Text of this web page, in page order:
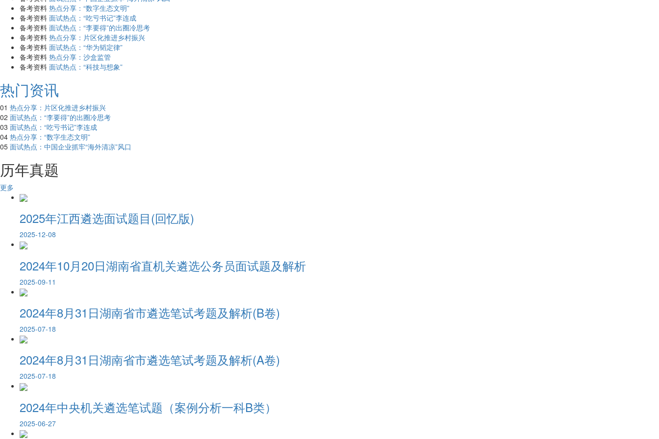
备考资料 热点分享：“数字生态文明”
备考资料 面试热点：“吃亏书记”李连成
备考资料 面试热点：“李要得”的出圈冷思考
备考资料 热点分享：片区化推进乡村振兴
备考资料 面试热点：“华为韬定律”
备考资料 热点分享：沙盒监管
备考资料 面试热点：“科技与想象”
热门资讯
01 热点分享：片区化推进乡村振兴
02 面试热点：“李要得”的出圈冷思考
03 面试热点：“吃亏书记”李连成
04 热点分享：“数字生态文明”
05 面试热点：中国企业抓牢“海外清凉”风口
历年真题
更多
2025年江西遴选面试题目(回忆版)
2025-12-08
2024年10月20日湖南省直机关遴选公务员面试题及解析
2025-09-11
2024年8月31日湖南省市遴选笔试考题及解析(B卷)
2025-07-18
2024年8月31日湖南省市遴选笔试考题及解析(A卷)
2025-07-18
2024年中央机关遴选笔试题（案例分析一科B类）
2025-06-27